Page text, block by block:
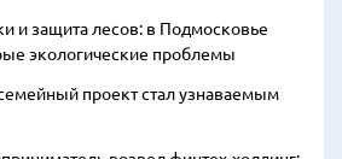
и защита лесов: в Подмосковье
экологические проблемы
проект стал узнаваемым